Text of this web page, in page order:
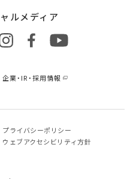
ルメディア
企業・IR・採用情報
プライバシーポリシー
ウェブアクセシビリティ方針